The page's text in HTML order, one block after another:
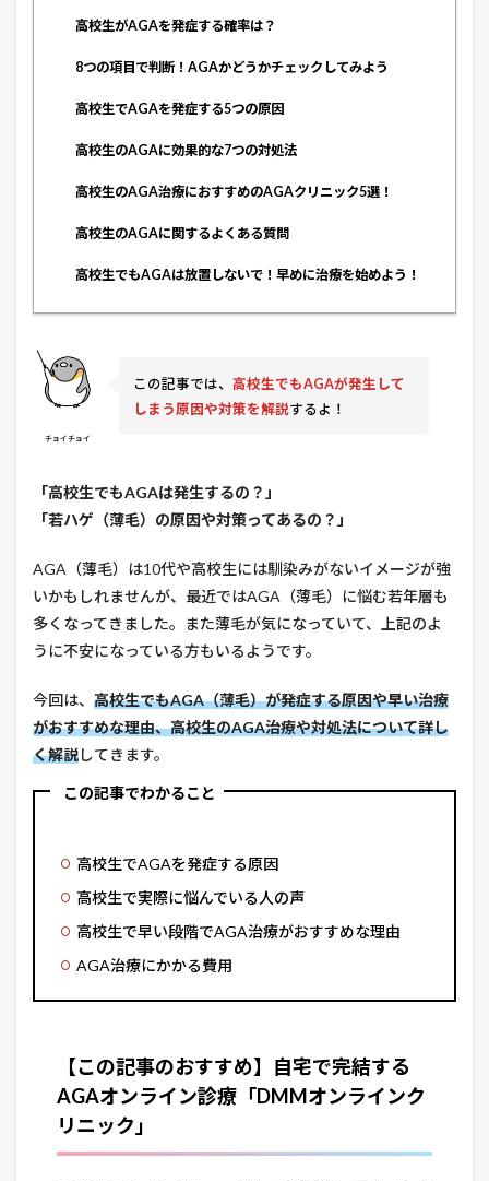
高校生がAGAを発症する確率は？
8つの項目で判断！AGAかどうかチェックしてみよう
高校生でAGAを発症する5つの原因
高校生のAGAに効果的な7つの対処法
高校生のAGA治療におすすめのAGAクリニック5選！
高校生のAGAに関するよくある質問
高校生でもAGAは放置しないで！早めに治療を始めよう！
チョイチョイ
この記事では、 高校生でもAGAが発生して
しまう原因や対策を解説するよ！
「高校生でもAGAは発生するの？」
「若ハゲ（薄毛）の原因や対策ってあるの？」
AGA（薄毛）は10代や高校生には馴染みがないイメージが強
いかもしれませんが、最近ではAGA（薄毛）に悩む若年層も
多くなってきました。また薄毛が気になっていて、上記のよ
うに不安になっている方もいるようです。
今回は、 高校生でもAGA（薄毛）が発症する原因や早い治療
がおすすめな理由、高校生のAGA治療や対処法について詳し
く解説してきます。
この記事でわかること
高校生でAGAを発症する原因
高校生で実際に悩んでいる人の声
高校生で早い段階でAGA治療がおすすめな理由
AGA治療にかかる費用
【この記事のおすすめ】自宅で完結する
AGAオンライン診療「DMMオンラインク
リニック」